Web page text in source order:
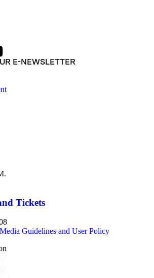
E-NEWSLETTER
Tickets
Guidelines and User Policy